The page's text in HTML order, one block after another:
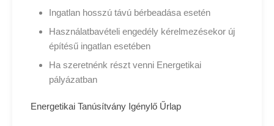
Ingatlan hosszú távú bérbeadása esetén
Használatbavételi engedély kérelmezésekor új
építésű ingatlan esetében
Ha szeretnénk részt venni Energetikai
pályázatban
Energetikai Tanúsítvány Igénylő Űrlap